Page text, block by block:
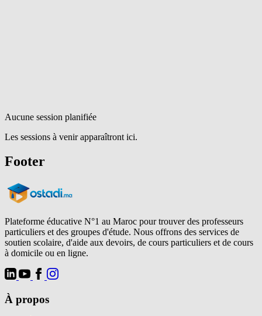
Aucune session planifiée
Les sessions à venir apparaîtront ici.
Footer
Plateforme éducative N°1 au Maroc pour trouver des professeurs
particuliers et des groupes d'étude. Nous offrons des services de
soutien scolaire, d'aide aux devoirs, de cours particuliers et de cours
à domicile ou en ligne.
À propos